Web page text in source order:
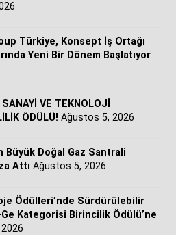
Türkiye, Konsept İş Ortağı
Yeni Bir Dönem Başlatıyor
VE TEKNOLOJİ
ÖDÜLÜ! Ağustos 5, 2026
Büyük Doğal Gaz Santrali
Attı Ağustos 5, 2026
Ödülleri’nde Sürdürülebilir
Kategorisi Birincilik Ödülü’ne